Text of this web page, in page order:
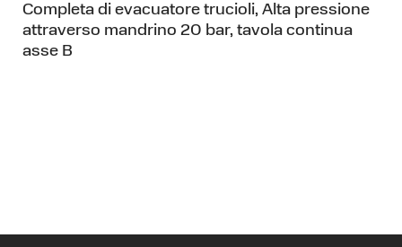
Completa di evacuatore trucioli, Alta pressione
attraverso mandrino 20 bar, tavola continua
asse B